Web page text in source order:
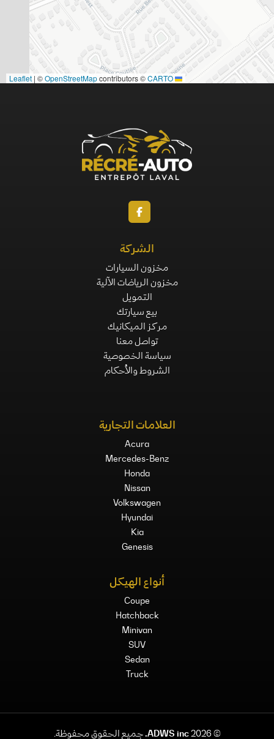
| ©OpenStreetMapcontributors ©CARTO
الشركة
مخزون السيارات
مخزون الرياضات الآلية
التمويل
بيع سيارتك
مركز الميكانيك
تواصل معنا
سياسة الخصوصية
الشروط والأحكام
العلامات التجارية
Acura
Mercedes-Benz
Honda
Nissan
Volkswagen
Hyundai
Kia
Genesis
أنواع الهيكل
Coupe
Hatchback
Minivan
SUV
Sedan
Truck
©
2026
ADWS inc. جميع الحقوق محفوظة.